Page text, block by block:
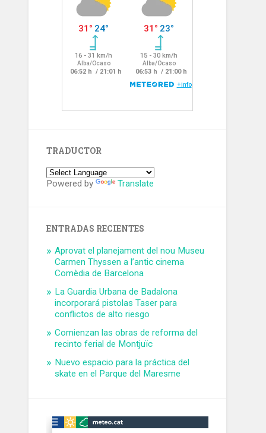
TRADUCTOR
Powered by Translate
ENTRADAS RECIENTES
Aprovat el planejament del nou Museu
Carmen Thyssen a l’antic cinema
Comèdia de Barcelona
La Guardia Urbana de Badalona
incorporará pistolas Taser para
conflictos de alto riesgo
Comienzan las obras de reforma del
recinto ferial de Montjuïc
Nuevo espacio para la práctica del
skate en el Parque del Maresme